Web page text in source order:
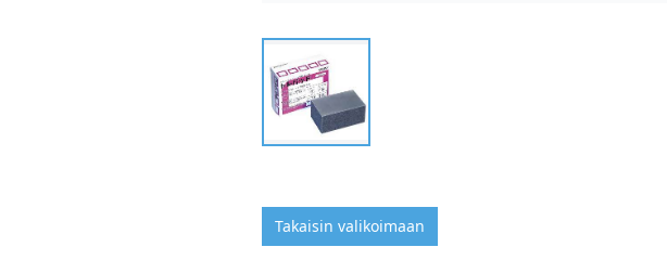
Takaisin valikoimaan